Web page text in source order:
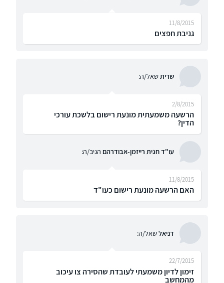
גניבת חפצים
11/8/2015
שריתשאל/ה:
הרשעה משמעתית מונעת רישום בלשכת עורכי
הדין?
2/8/2015
עו"ד חגית רייזמן-אבודרהם הגיב/ה:
האם הרשעה מונעת רישום כעו"ד
11/8/2015
דניאלשאל/ה:
זימון לדיון משמעתי לעובדת שהסירה צו עיכוב
מהמחשב
22/7/2015